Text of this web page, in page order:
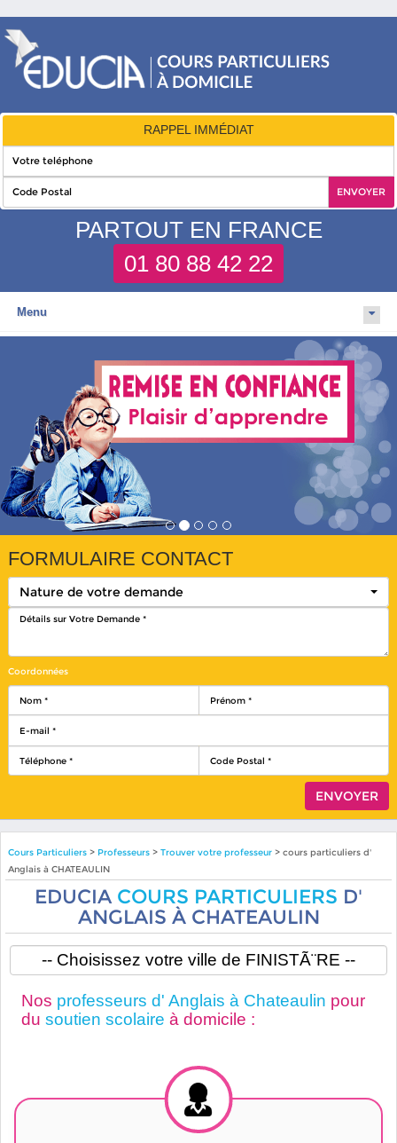
RAPPEL IMMÉDIAT
PARTOUT EN FRANCE
01 80 88 42 22
Menu
FORMULAIRE CONTACT
Nature de votre demande
Coordonnées
Cours Particuliers> Professeurs > Trouver votre professeur> cours particuliers d'
Anglais à CHATEAULIN
EDUCIA COURS PARTICULIERS D'
ANGLAIS À CHATEAULIN
Nos professeurs d' Anglais à Chateaulin pour
du soutien scolaire à domicile :